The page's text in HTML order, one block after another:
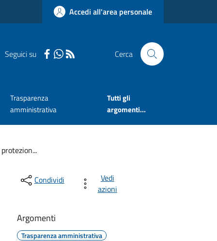
Accedi all'area personale
Seguici su Cerca
Trasparenza
amministrativa
Tutti gli
argomenti...
Condividi
Vedi
azioni
Argomenti
Trasparenza amministrativa